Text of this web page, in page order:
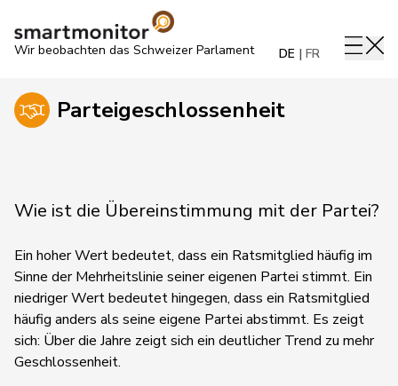
Wir beobachten das Schweizer Parlament DE FR
Parteigeschlossenheit
Wie ist die Übereinstimmung mit der Partei?
Ein hoher Wert bedeutet, dass ein Ratsmitglied häufig im
Sinne der Mehrheitslinie seiner eigenen Partei stimmt. Ein
niedriger Wert bedeutet hingegen, dass ein Ratsmitglied
häufig anders als seine eigene Partei abstimmt. Es zeigt
sich: Über die Jahre zeigt sich ein deutlicher Trend zu mehr
Geschlossenheit.